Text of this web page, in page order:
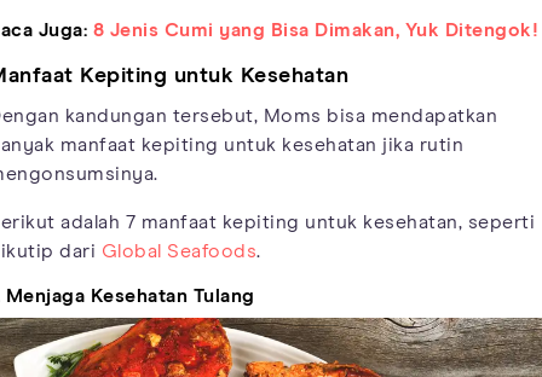
Juga: 8 Jenis Cumi yang Bisa Dimakan, Yuk Ditengok!
Kepiting untuk Kesehatan
kandungan tersebut, Moms bisa mendapatkan
manfaat kepiting untuk kesehatan jika rutin
adalah 7 manfaat kepiting untuk kesehatan, seperti
dari Global Seafoods.
Menjaga Kesehatan Tulang